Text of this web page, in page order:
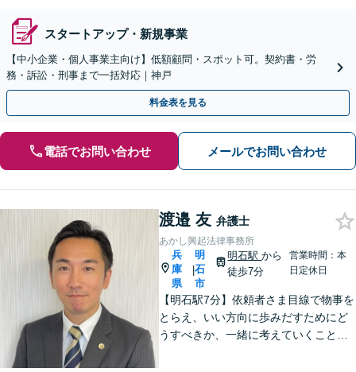
スタートアップ・新規事業
【中小企業・個人事業主向け】低額顧問・スポット可。契約書・労
務・訴訟・刑事まで一括対応｜神戸
料金表を見る
電話でお問い合わせ メールでお問い合わせ
渡邉 友 弁護士
あかし興起法律事務所
兵
庫
県
|
明
石
市
明石駅から
徒歩7分
営業時間：本
日定休日
【明石駅7分】依頼者さま目線で物事を
とらえ、いい方向に歩みだすためにど
うすべきか、一緒に考えていくことを